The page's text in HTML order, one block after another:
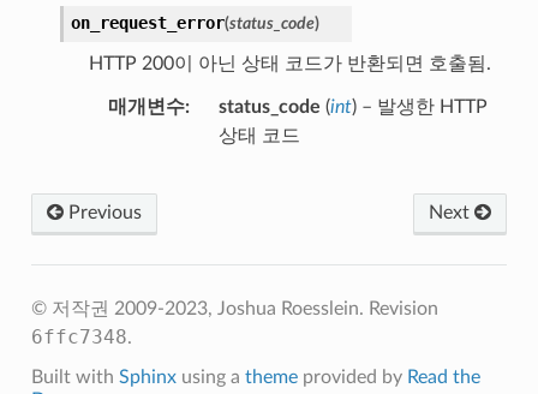
on_request_error(status_code)
HTTP 200이 아닌 상태 코드가 반환되면 호출됨.
매개변수 status_code (int) – 발생한 HTTP
상태 코드
Previous Next
© 저작권 2009-2023, Joshua Roesslein. Revision
6ffc7348.
Built with Sphinxusing a themeprovided by Read the